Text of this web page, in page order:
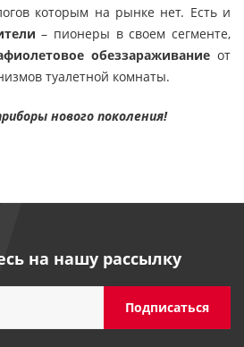
которым на рынке нет. Есть и
– пионеры в своем сегменте,
обеззараживание от
туалетной комнаты.
нового поколения!
на нашу рассылку